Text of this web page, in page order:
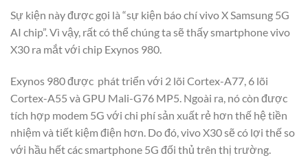
Sự kiện này được gọi là “sự kiện báo chí vivo X Samsung 5G
AI chip”. Vì vậy, rất có thể chúng ta sẽ thấy smartphone vivo
X30 ra mắt với chip Exynos 980.
Exynos 980 được phát triển với 2 lõi Cortex-A77, 6 lõi
Cortex-A55 và GPU Mali-G76 MP5. Ngoài ra, nó còn được
tích hợp modem 5G với chi phí sản xuất rẻ hơn thế hệ tiền
nhiệm và tiết kiệm điện hơn. Do đó, vivo X30 sẽ có lợi thế so
với hầu hết các smartphone 5G đối thủ trên thị trường.